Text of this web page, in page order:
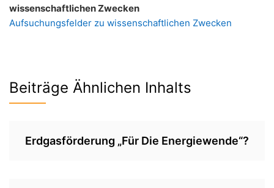
wissenschaftlichen Zwecken
Aufsuchungsfelder zu wissenschaftlichen Zwecken
Beiträge Ähnlichen Inhalts
Erdgasförderung „für Die Energiewende“?